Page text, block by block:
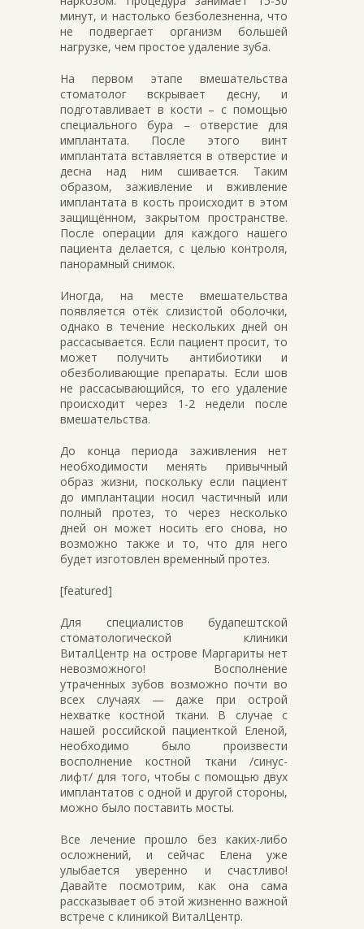
минут, и настолько безболезненна, что
не подвергает организм большей
нагрузке, чем простое удаление зуба.
На первом этапе вмешательства
стоматолог вскрывает десну, и
подготавливает в кости – с помощью
специального бура – отверстие для
имплантата. После этого винт
имплантата вставляется в отверстие и
десна над ним сшивается. Таким
образом, заживление и вживление
имплантата в кость происходит в этом
защищённом, закрытом пространстве.
После операции для каждого нашего
пациента делается, с целью контроля,
панорамный снимок.
Иногда, на месте вмешательства
появляется отёк слизистой оболочки,
однако в течение нескольких дней он
рассасывается. Если пациент просит, то
может получить антибиотики и
обезболивающие препараты. Если шов
не рассасывающийся, то его удаление
происходит через 1-2 недели после
вмешательства.
До конца периода заживления нет
необходимости менять привычный
образ жизни, поскольку если пациент
до имплантации носил частичный или
полный протез, то через несколько
дней он может носить его снова, но
возможно также и то, что для него
будет изготовлен временный протез.
[featured]
Для специалистов будапештской
стоматологической клиники
ВиталЦентр на острове Маргариты нет
невозможного! Восполнение
утраченных зубов возможно почти во
всех случаях — даже при острой
нехватке костной ткани. В случае с
нашей российской пациенткой Еленой,
необходимо было произвести
восполнение костной ткани /синус-
лифт/ для того, чтобы с помощью двух
имплантатов с одной и другой стороны,
можно было поставить мосты.
Все лечение прошло без каких-либо
осложнений, и сейчас Елена уже
улыбается уверенно и счастливо!
Давайте посмотрим, как она сама
рассказывает об этой жизненно важной
встрече с клиникой ВиталЦентр.